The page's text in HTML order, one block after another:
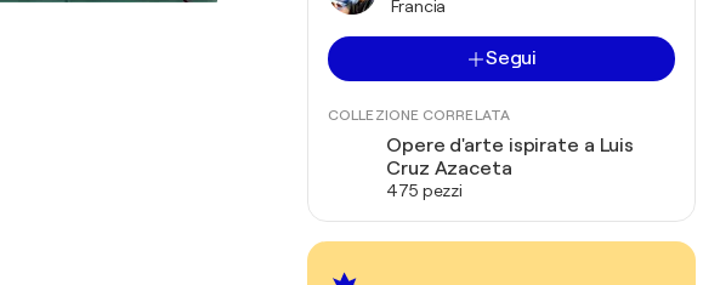
Francia
Segui
COLLEZIONE CORRELATA
Opere d'arte ispirate a Luis
Cruz Azaceta
475 pezzi